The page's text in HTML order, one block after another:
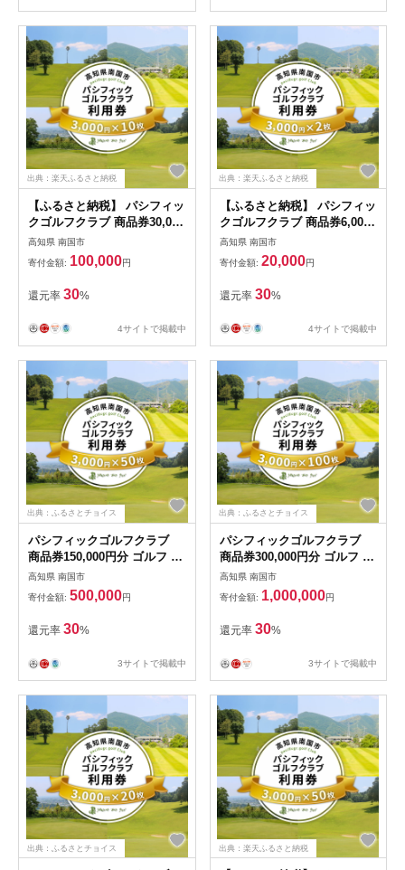
出典：楽天ふるさと納税
【ふるさと納税】 パシフィッ
クゴルフクラブ 商品券30,000
円分 ゴルフ プレー 高知県 南
高知県 南国市
寄付金額: 100,000円
還元率 30%
4サイトで掲載中
出典：楽天ふるさと納税
【ふるさと納税】 パシフィッ
クゴルフクラブ 商品券6,000
円分 ゴルフ プレー 高知県 南
高知県 南国市
寄付金額: 20,000円
還元率 30%
4サイトで掲載中
出典：ふるさとチョイス
パシフィックゴルフクラブ
商品券150,000円分 ゴルフ プ
レー 高知県 南国市
高知県 南国市
寄付金額: 500,000円
還元率 30%
3サイトで掲載中
出典：ふるさとチョイス
パシフィックゴルフクラブ
商品券300,000円分 ゴルフ プ
レー 高知県 南国市
高知県 南国市
寄付金額: 1,000,000円
還元率 30%
3サイトで掲載中
出典：ふるさとチョイス 出典：楽天ふるさと納税